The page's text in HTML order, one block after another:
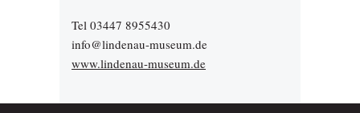
Tel 03447 8955430
info@lindenau-museum.de
www.lindenau-museum.de